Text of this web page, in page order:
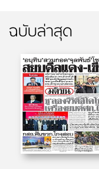
ฉบับล่าสุด